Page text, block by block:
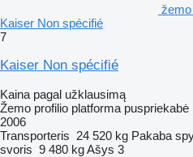
Kaiser Non spécifié
7
Kaiser Non spécifié
Kaina pagal užklausimą
Žemo profilio platforma puspriekabė
2006
Transporteris 24 520 kg Pakaba
svoris 9 480 kgAšys 3